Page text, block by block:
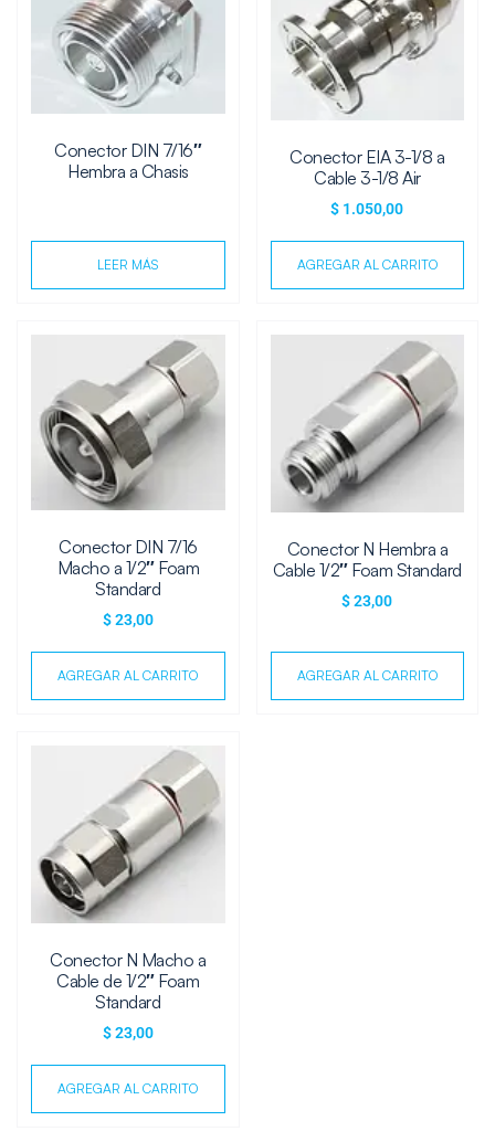
Conector DIN 7/16″
Hembra a Chasis
LEER MÁS
Conector EIA 3-1/8 a
Cable 3-1/8 Air
$ 1.050,00
AGREGAR AL CARRITO
Conector DIN 7/16
Macho a 1/2″ Foam
Standard
$23,00
AGREGAR AL CARRITO
Conector N Hembra a
Cable 1/2″ Foam Standard
$23,00
AGREGAR AL CARRITO
Conector N Macho a
Cable de 1/2″ Foam
Standard
$23,00
AGREGAR AL CARRITO